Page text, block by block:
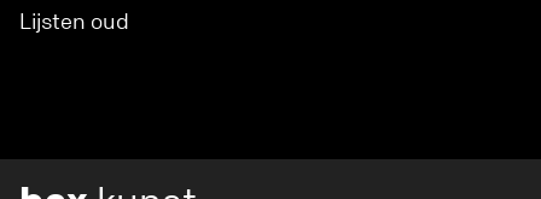
Lijsten oud